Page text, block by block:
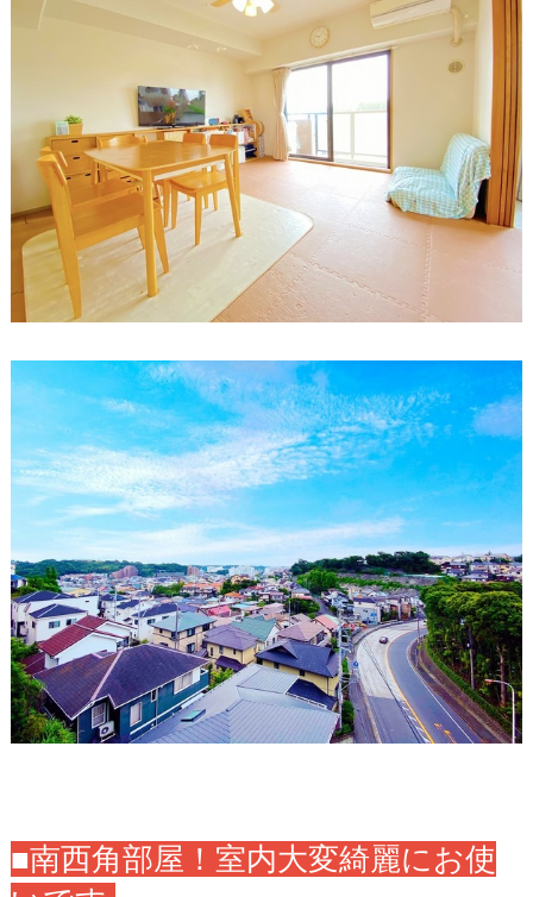
■南西角部屋！室内大変綺麗にお使